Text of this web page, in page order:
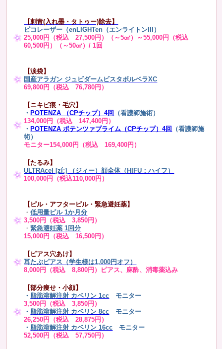
【刺青(入れ墨・タトゥー)除去】
ピコレーザー（enLIGHTen（エンライトンIII）
25,000円（税込 27,500円）（～5㎠）～55,000円（税込
60,500円）（～50㎠）/ 1回
【涙袋】
国産アラガン ジュビダームビスタボルベラXC
69,800円（税込 76,780円）
【ニキビ痕・毛穴】
・ POTENZA （CPチップ）4回
（看護師施術）
134,000円（税込 147,400円）
・ POTENZA ポテンツァプライム（CPチップ）4回
（看護師施
術）
モニター154,000円（税込 169,400円）
【たるみ】
ULTRAcel [zíː] （ジィー）顔全体（HIFU：ハイフ）
100,000円（税込110,000円）
【ピル・アフターピル・緊急避妊薬】
・低用量ピル 1か月分
3,500円（税込 3,850円）
・緊急避妊薬 1回分
15,000円（税込 16,500円）
【ピアス穴あけ】
耳たぶピアス（学生様は1,000円オフ）
8,000円（税込 8,800円）ピアス、麻酔、消毒薬込み
【部分痩せ・小顔】
・ 脂肪溶解注射 カベリン 1cc モニター
3,500円（税込 3,850円）
・ 脂肪溶解注射 カベリン 8cc モニター
26,250円（税込 28,875円）
・ 脂肪溶解注射 カベリン 16cc
モニター
52,500円（税込 57,750円）